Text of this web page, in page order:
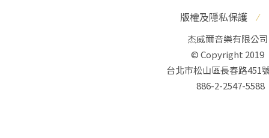
版權及隱私保護 ⁄
杰威爾音樂有限公司
© Copyright 2019
台北市松山區長春路451
886-2-2547-5588